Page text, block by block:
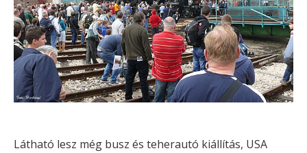
Látható lesz még busz és teherautó kiállítás, USA